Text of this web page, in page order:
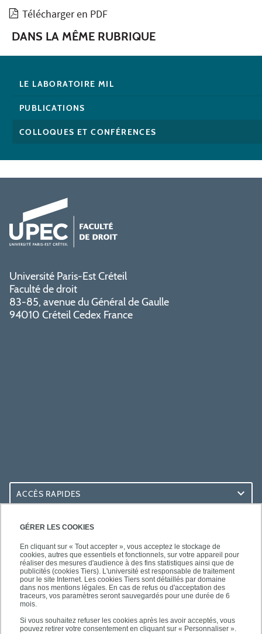
GÉRER LES COOKIES
En cliquant sur « Tout accepter », vous acceptez le stockage de
cookies, autres que essentiels et fonctionnels, sur votre appareil pour
réaliser des mesures d'audience à des fins statistiques ainsi que de
publicités (cookies Tiers). L'université est responsable de traitement
pour le site Internet. Les cookies Tiers sont détaillés par domaine
dans nos mentions légales. En cas de refus ou d'acceptation des
traceurs, vos paramètres seront sauvegardés pour une durée de 6
mois.
Si vous souhaitez refuser les cookies après les avoir acceptés, vous
pouvez retirer votre consentement en cliquant sur « Personnaliser ».
Télécharger en PDF
DANS LA MÊME RUBRIQUE
LE LABORATOIRE MIL
PUBLICATIONS
COLLOQUES ET CONFÉRENCES
Université Paris-Est Créteil
Faculté de droit
83-85, avenue du Général de Gaulle
94010 Créteil Cedex France
ACCÈS RAPIDES
ACCÈS PRATIQUES
SUIVEZ-NOUS